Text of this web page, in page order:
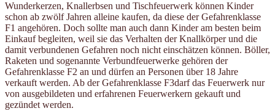
Wunderkerzen, Knallerbsen und Tischfeuerwerk können Kinder
schon ab zwölf Jahren alleine kaufen, da diese der Gefahrenklasse
F1 angehören. Doch sollte man auch dann Kinder am besten beim
Einkauf begleiten, weil sie das Verhalten der Knallkörper und die
damit verbundenen Gefahren noch nicht einschätzen können. Böller,
Raketen und sogenannte Verbundfeuerwerke gehören der
Gefahrenklasse F2 an und dürfen an Personen über 18 Jahre
verkauft werden. Ab der Gefahrenklasse F3darf das Feuerwerk nur
von ausgebildeten und erfahrenen Feuerwerkern gekauft und
gezündet werden.